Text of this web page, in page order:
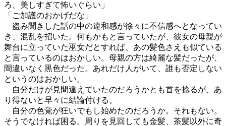
ろ、美しすぎて怖いぐらい」
「ご加護のおかげだな」
盗み聞きした話の中の違和感が徐々に不信感へとなってい
き、混乱を招いた。何もかもと言っていたが、彼女の母親が
舞台に立っていた巫女だとすれば、あの髪色さえも似ている
と言っているのはおかしい。母親の方は綺麗な髪だったが、
間違いなく黒色だった。あれだけ人がいて、誰も否定しない
というのはおかしい。
自分だけが見間違えていたのだろうかとも首を捻るが、あ
り得ないと早々に結論付ける。
自分の色覚が狂いでもし始めたのだろうか。それもない。
そうでなければ困る。周りを見回しても金髪、茶髪以外に奇